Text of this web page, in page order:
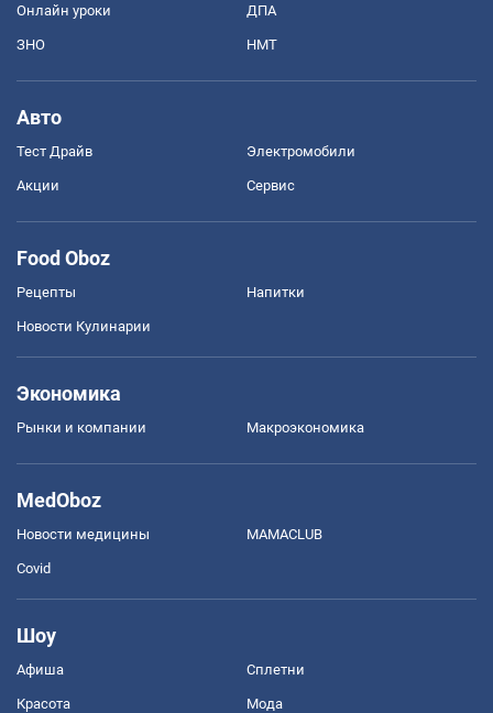
Онлайн уроки ДПА
ЗНО НМТ
Авто
Тест Драйв Электромобили
Акции Сервис
Food Oboz
Рецепты Напитки
Новости Кулинарии
Экономика
Рынки и компании Mакроэкономика
MedOboz
Новости медицины MAMACLUB
Covid
Шоу
Афиша Сплетни
Красота Мода